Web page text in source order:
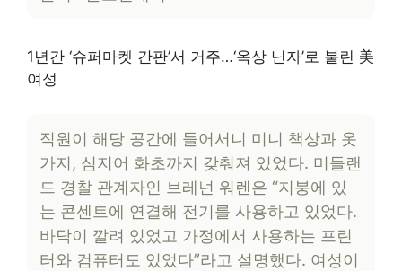
1년간 ‘슈퍼마켓 간판’서 거주…‘옥상 닌자’로 불린 美
여성
직원이 해당 공간에 들어서니 미니 책상과 옷
가지, 심지어 화초까지 갖춰져 있었다. 미들랜
드 경찰 관계자인 브레넌 워렌은 “지붕에 있
는 콘센트에 연결해 전기를 사용하고 있었다.
바닥이 깔려 있었고 가정에서 사용하는 프린
터와 컴퓨터도 있었다”라고 설명했다. 여성이